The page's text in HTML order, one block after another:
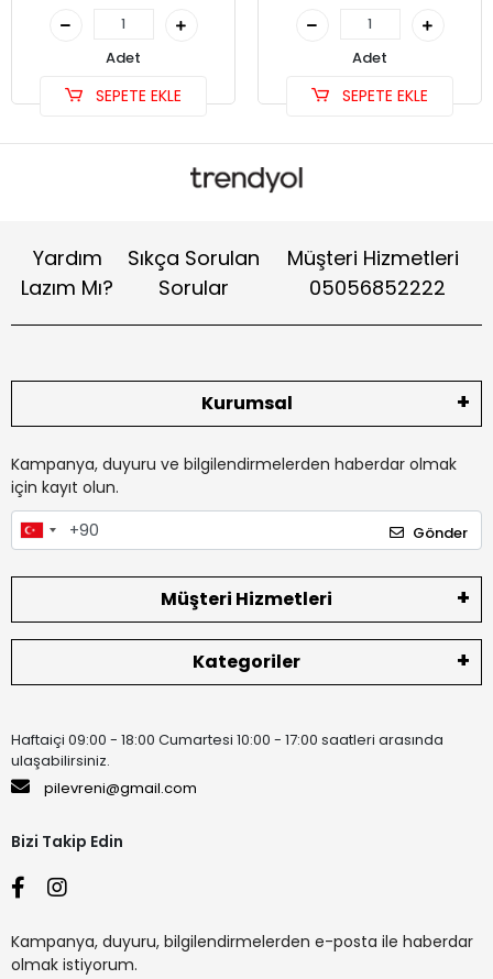
Adet
SEPETE EKLE
Adet
SEPETE EKLE
Yardım
Lazım Mı?
Sıkça Sorulan
Sorular
Müşteri Hizmetleri
05056852222
Kurumsal
Kampanya, duyuru ve bilgilendirmelerden haberdar olmak
için kayıt olun.
Gönder
Müşteri Hizmetleri
Kategoriler
Haftaiçi 09:00 - 18:00 Cumartesi 10:00 - 17:00 saatleri arasında
ulaşabilirsiniz.
pilevreni@gmail.com
Bizi Takip Edin
Kampanya, duyuru, bilgilendirmelerden e-posta ile haberdar
olmak istiyorum.